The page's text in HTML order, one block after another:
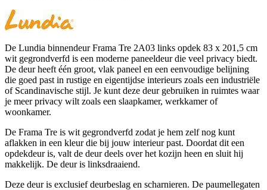
De Lundia binnendeur Frama Tre 2A03 links opdek 83 x 201,5 cm
wit gegrondverfd is een moderne paneeldeur die veel privacy biedt.
De deur heeft één groot, vlak paneel en een eenvoudige belijning
die goed past in rustige en eigentijdse interieurs zoals een industriële
of Scandinavische stijl. Je kunt deze deur gebruiken in ruimtes waar
je meer privacy wilt zoals een slaapkamer, werkkamer of
woonkamer.
De Frama Tre is wit gegrondverfd zodat je hem zelf nog kunt
aflakken in een kleur die bij jouw interieur past. Doordat dit een
opdekdeur is, valt de deur deels over het kozijn heen en sluit hij
makkelijk. De deur is linksdraaiend.
Deze deur is exclusief deurbeslag en scharnieren. De paumellegaten